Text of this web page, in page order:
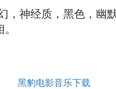
神经质，黑色，幽
黑豹电影音乐下载